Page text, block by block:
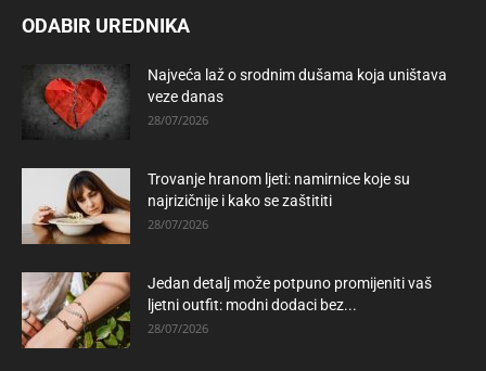
ODABIR UREDNIKA
Najveća laž o srodnim dušama koja uništava
veze danas
28/07/2026
Trovanje hranom ljeti: namirnice koje su
najrizičnije i kako se zaštititi
28/07/2026
Jedan detalj može potpuno promijeniti vaš
ljetni outfit: modni dodaci bez...
28/07/2026